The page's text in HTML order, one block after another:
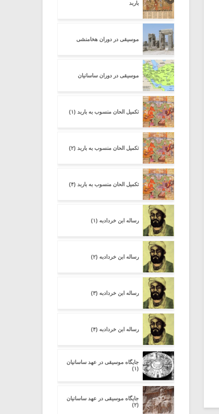
باربد
موسیقی در دوران هخامنشی
موسیقی در دوران ساسانیان
تکمیل الحان منسوب به باربد (۱)
تکمیل الحان منسوب به باربد (۲)
تکمیل الحان منسوب به باربد (۴)
رساله ابن خردادبه (۱)
رساله ابن خردادبه (۲)
رساله ابن خردادبه (۳)
رساله ابن خردادبه (۴)
جایگاه موسیقی در عهد ساسانیان
(۱)
جایگاه موسیقی در عهد ساسانیان
(۲)